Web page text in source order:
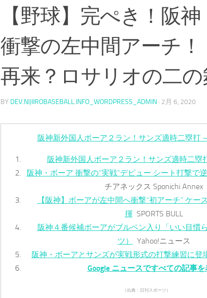
【野球】完ぺき！阪神
衝撃の左中間アーチ
再来？ロサリオの二の
BY DEV.NIJIIROBASEBALL.INFO_WORDPRESS_ADMIN · 2月 6, 2020
阪神新外国人ボーア２ラン！サンズ適時二塁打
阪神新外国人ボーア２ラン！サンズ適時二塁
阪神・ボーア 衝撃の“実戦”デビュー シート打撃で
チアネックス Sponichi Annex
【阪神】ボーアが左中間へ衝撃“初アーチ” ケー
揮 SPORTS BULL
阪神４番候補ボーアがブルペン入り「いい目慣
ツ）
Yahoo!ニュース
阪神・ボーアとサンズが実戦形式の打撃練習に登
Google ニュースですべての記事を
（出典：日刊スポーツ）